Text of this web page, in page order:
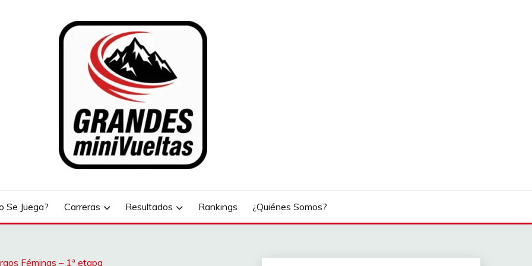
Se Juega? Carreras Resultados Rankings ¿Quiénes Somos?
Féminas – 1ª etapa